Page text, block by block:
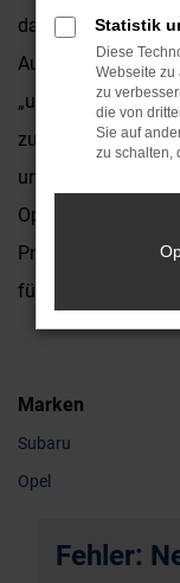
daherkommt,
Autohaus
„unseren“ Marken
zudem als
unserem Sortiment
Opel Grandland
Preisen. Ein
für Sie
Marken
Subaru
Opel
Fehler:
Statistik
Diese
Webseite zu
zu
die von
Sie auf
zu schalten,